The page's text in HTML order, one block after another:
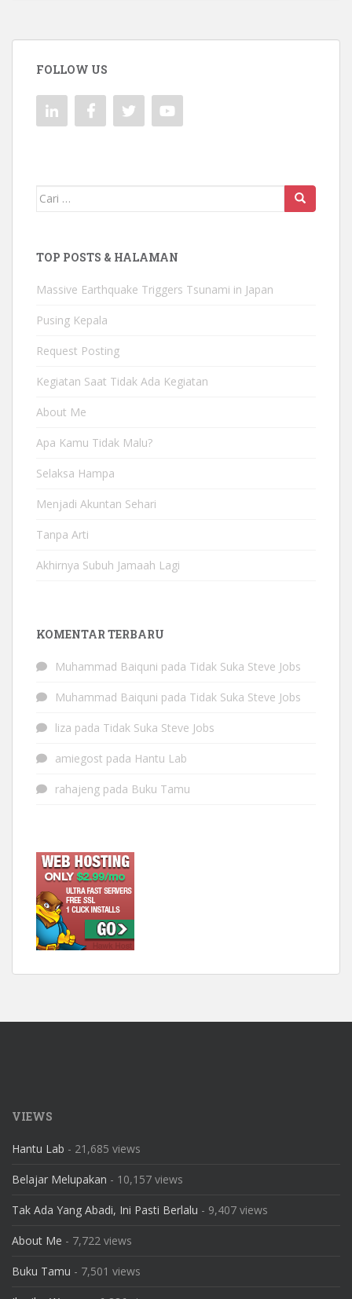
FOLLOW US
Mencari:
TOP POSTS & HALAMAN
Massive Earthquake Triggers Tsunami in Japan
Pusing Kepala
Request Posting
Kegiatan Saat Tidak Ada Kegiatan
About Me
Apa Kamu Tidak Malu?
Selaksa Hampa
Menjadi Akuntan Sehari
Tanpa Arti
Akhirnya Subuh Jamaah Lagi
KOMENTAR TERBARU
Muhammad Baiquni pada Tidak Suka Steve Jobs
Muhammad Baiquni pada Tidak Suka Steve Jobs
liza pada Tidak Suka Steve Jobs
amiegost pada Hantu Lab
rahajeng pada Buku Tamu
VIEWS
Hantu Lab - 21,685 views
Belajar Melupakan - 10,157 views
Tak Ada Yang Abadi, Ini Pasti Berlalu - 9,407 views
About Me - 7,722 views
Buku Tamu - 7,501 views